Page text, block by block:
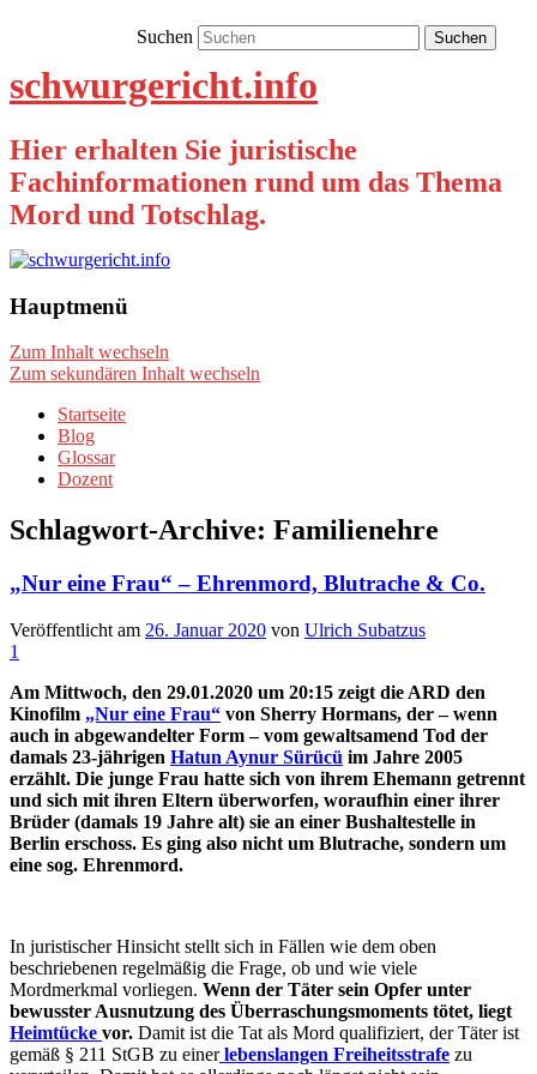
schwurgericht.info
Hier erhalten Sie juristische
Fachinformationen rund um das Thema
Mord und Totschlag.
Suchen
Hauptmenü
Zum Inhalt wechseln
Zum sekundären Inhalt wechseln
Startseite
Blog
Glossar
Dozent
Schlagwort-Archive: Familienehre
„Nur eine Frau“ – Ehrenmord, Blutrache & Co.
Veröffentlicht am 26. Januar 2020 von Ulrich Subatzus
1
Am Mittwoch, den 29.01.2020 um 20:15 zeigt die ARD den
Kinofilm „Nur eine Frau“ von Sherry Hormans, der – wenn
auch in abgewandelter Form – vom gewaltsamend Tod der
damals 23-jährigen Hatun Aynur Sürücü im Jahre 2005
erzählt. Die junge Frau hatte sich von ihrem Ehemann getrennt
und sich mit ihren Eltern überworfen, woraufhin einer ihrer
Brüder (damals 19 Jahre alt) sie an einer Bushaltestelle in
Berlin erschoss. Es ging also nicht um Blutrache, sondern um
eine sog. Ehrenmord.
In juristischer Hinsicht stellt sich in Fällen wie dem oben
beschriebenen regelmäßig die Frage, ob und wie viele
Mordmerkmal vorliegen. Wenn der Täter sein Opfer unter
bewusster Ausnutzung des Überraschungsmoments tötet, liegt
Heimtücke vor. Damit ist die Tat als Mord qualifiziert, der Täter ist
gemäß § 211 StGB zu einer lebenslangen Freiheitsstrafe zu